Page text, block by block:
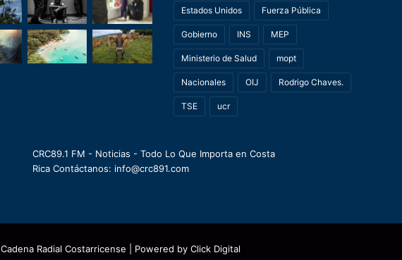
Estados Unidos Fuerza Pública
Gobierno INS MEP
Ministerio de Salud mopt
Nacionales OIJ Rodrigo Chaves.
TSE ucr
CRC89.1 FM - Noticias - Todo Lo Que Importa en Costa
Rica Contáctanos: info@crc891.com
Cadena Radial Costarricense | Powered by Click Digital